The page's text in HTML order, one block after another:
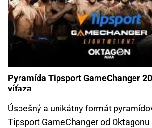
Pyramída Tipsport GameChanger
víťaza
Úspešný a unikátny formát
Tipsport GameChanger od